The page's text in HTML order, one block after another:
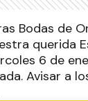
Bodas de
querida
6 de
Avisar a